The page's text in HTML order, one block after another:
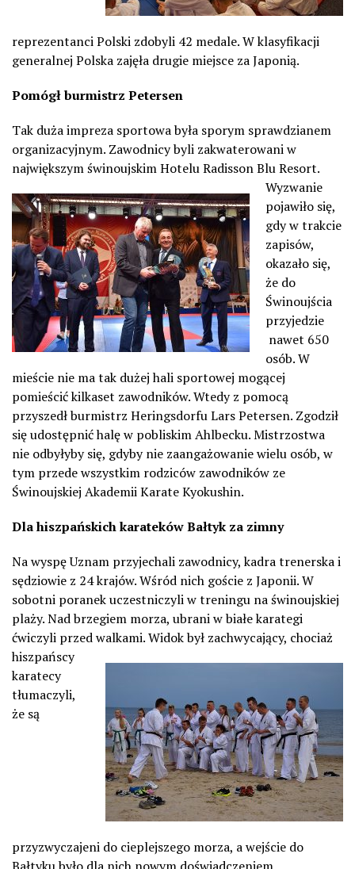
reprezentanci Polski zdobyli 42 medale. W klasyfikacji
generalnej Polska zajęła drugie miejsce za Japonią.
Pomógł burmistrz Petersen
Tak duża impreza sportowa była sporym sprawdzianem
organizacyjnym. Zawodnicy byli zakwaterowani w
największym świnoujskim Hotelu Radisson Blu Resort.
Wyzwanie
pojawiło się,
gdy w trakcie
zapisów,
okazało się,
że do
Świnoujścia
przyjedzie
nawet 650
osób. W
mieście nie ma tak dużej hali sportowej mogącej
pomieścić kilkaset zawodników. Wtedy z pomocą
przyszedł burmistrz Heringsdorfu Lars Petersen. Zgodził
się udostępnić halę w pobliskim Ahlbecku. Mistrzostwa
nie odbyłyby się, gdyby nie zaangażowanie wielu osób, w
tym przede wszystkim rodziców zawodników ze
Świnoujskiej Akademii Karate Kyokushin.
Dla hiszpańskich karateków Bałtyk za zimny
Na wyspę Uznam przyjechali zawodnicy, kadra trenerska i
sędziowie z 24 krajów. Wśród nich goście z Japonii. W
sobotni poranek uczestniczyli w treningu na świnoujskiej
plaży. Nad brzegiem morza, ubrani w białe karategi
ćwiczyli przed walkami.Widok był zachwycający, chociaż
hiszpańscy
karatecy
tłumaczyli,
że są
przyzwyczajeni do cieplejszego morza, a wejście do
Bałtyku było dla nich nowym doświadczeniem